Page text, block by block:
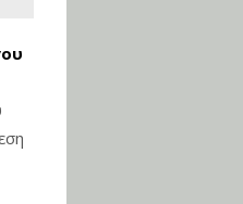
Μητρακάκη